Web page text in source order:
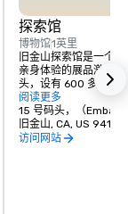
探索馆
博物馆1英里
旧金山探索馆是一个
亲身体验的展品激发
头，设有 600 多件展
索科学、艺术和人类
到尝试声音和光线，
的人进行有趣的学习
创造力交汇的地方，
阅读更多
15 号码头，（
旧金山, CA, US 94111
访问网站